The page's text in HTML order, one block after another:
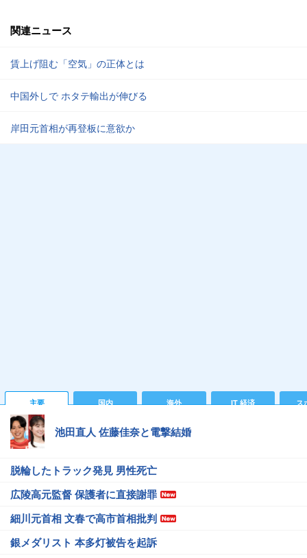
関連ニュース
賃上げ阻む「空気」の正体とは
中国外しで ホタテ輸出が伸びる
岸田元首相が再登板に意欲か
主要 国内 海外 IT 経済 ス
池田直人 佐藤佳奈と電撃結婚
脱輪したトラック発見 男性死亡
広陵高元監督 保護者に直接謝罪
細川元首相 文春で高市首相批判
銀メダリスト 本多灯被告を起訴